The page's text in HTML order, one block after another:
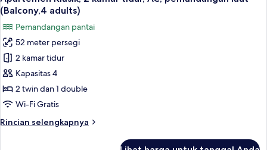
kamar
tidur,
AC,
pemandangan
laut
(Balcony,3
adults)
semua
foto
untuk
Apartemen
Klasik,
2
kamar
tidur,
pemandangan
(Balcony,4 adults)
Pemandangan pantai
52 meter persegi
2 kamar tidur
Kapasitas 4
2 twin dan 1 double
Wi-Fi Gratis
Rincian selengkapnya
Rincian